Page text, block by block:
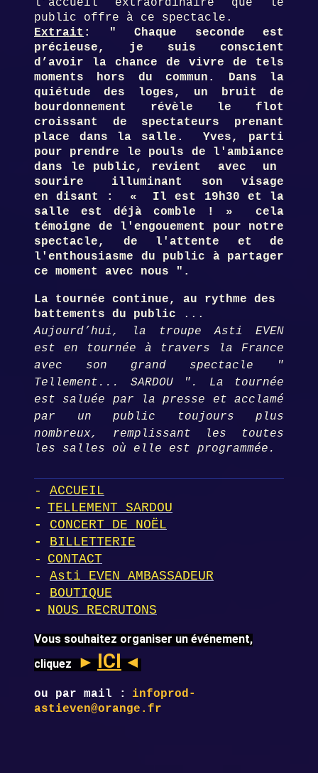
l’accueil extraordinaire que le
public offre à ce spectacle.
Extrait :
" Chaque seconde est
précieuse, je suis conscient
d’avoir la chance de vivre de tels
moments hors du commun. Dans la
quiétude des loges, un bruit de
bourdonnement révèle le flot
croissant de spectateurs prenant
place dans la salle. Yves, parti
pour prendre le pouls de l'ambiance
dans le public, revient avec un
sourire illuminant son visage
en disant : « Il est 19h30 et la
salle est déjà comble ! » cela
témoigne de l'engouement pour notre
spectacle, de l'attente et de
l'enthousiasme du public à partager
ce moment avec nous ".
La tournée continue, au rythme des
battements du public ...
Aujourd’hui, la troupe Asti EVEN
est en tournée à travers la France
avec son grand spectacle
"
Tellement... SARDOU " . La tournée
est saluée par la presse et acclamé
par un public toujours plus
nombreux,
remplissant les toutes
les salles où elle est programmée.
-
ACCUEIL
- TELLEMENT SARDOU
-
CONCERT DE NOËL
-
BILLETTERIE
- CONTACT
-
Asti EVEN AMBASSADEUR
-
BOUTIQUE
- NOUS RECRUTONS
Vous souhaitez organiser un événement,
cliquez ►ICI◄
ou par mail :
infoprod-
astieven@orange.fr